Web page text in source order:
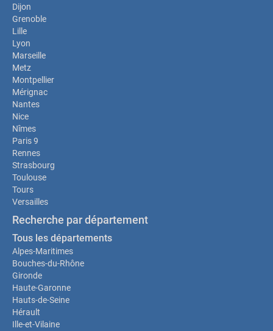
Dijon
Grenoble
Lille
Lyon
Marseille
Metz
Montpellier
Mérignac
Nantes
Nice
Nîmes
Paris 9
Rennes
Strasbourg
Toulouse
Tours
Versailles
Recherche par département
Tous les départements
Alpes-Maritimes
Bouches-du-Rhône
Gironde
Haute-Garonne
Hauts-de-Seine
Hérault
Ille-et-Vilaine